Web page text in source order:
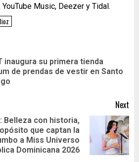
Music, Deezer y Tidal.
inaugura su primera tienda
de prendas de vestir en Santo
Next
Belleza con historia,
que captan la
a Miss Universo
Dominicana 2026